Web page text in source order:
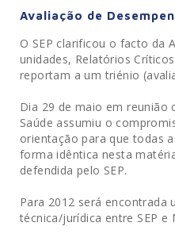
Avaliação de
O SEP clarificou o facto da
unidades, Relatórios
reportam a um triénio
Dia 29 de maio em reunião
Saúde assumiu o
orientação para que todas
forma idêntica nesta
defendida pelo SEP.
Para 2012 será encontrada
técnica/jurídica entre SEP e